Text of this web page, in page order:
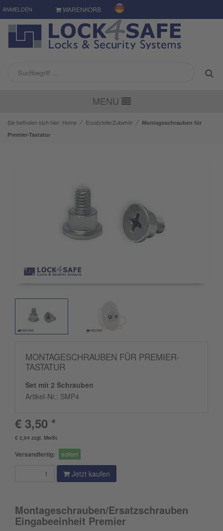
ANMELDEN WARENKORB
MENU
Sie befinden sich hier: Home ⁄ Ersatzteile/Zubehör ⁄ Montageschrauben für
Premier-Tastatur
MONTAGESCHRAUBEN FÜR PREMIER-
TASTATUR
Set mit 2 Schrauben
Artikel-Nr.: SMP4
€ 3,50 *
€ 2,94 zzgl. MwSt.
Versandfertig: sofort
Jetzt kaufen
Montageschrauben/Ersatzschrauben
Eingabeeinheit Premier